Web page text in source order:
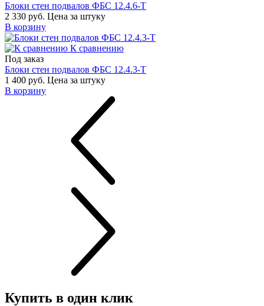
Блоки стен подвалов ФБС 12.4.6-Т
2 330 руб. Цена за штуку
В корзину
К сравнению
Под заказ
Блоки стен подвалов ФБС 12.4.3-Т
1 400 руб. Цена за штуку
В корзину
Купить в один клик